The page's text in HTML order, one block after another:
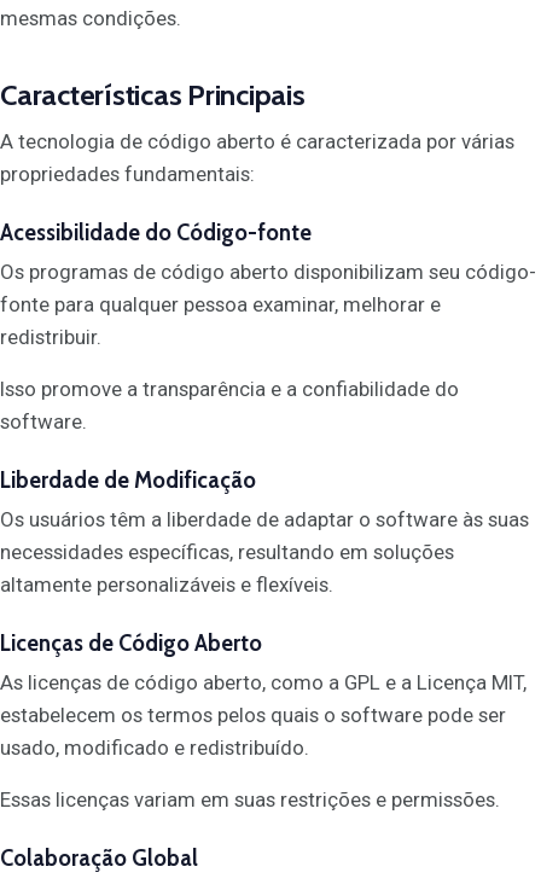
mesmas condições.
Características Principais
A tecnologia de código aberto é caracterizada por várias
propriedades fundamentais:
Acessibilidade do Código-fonte
Os programas de código aberto disponibilizam seu código-
fonte para qualquer pessoa examinar, melhorar e
redistribuir.
Isso promove a transparência e a confiabilidade do
software.
Liberdade de Modificação
Os usuários têm a liberdade de adaptar o software às suas
necessidades específicas, resultando em soluções
altamente personalizáveis e flexíveis.
Licenças de Código Aberto
As licenças de código aberto, como a GPL e a Licença MIT,
estabelecem os termos pelos quais o software pode ser
usado, modificado e redistribuído.
Essas licenças variam em suas restrições e permissões.
Colaboração Global